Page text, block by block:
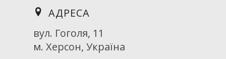
АДРЕСА
вул. Гоголя, 11
м. Херсон, Україна